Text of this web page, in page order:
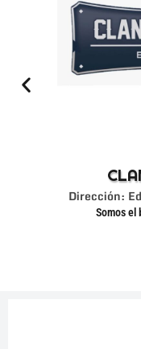
Dirección:
Somos el